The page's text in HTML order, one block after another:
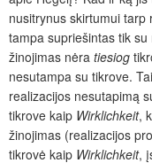
nusitrynus skirtumui
tampa supriešintas tik
žinojimas nėra tiesiog
nesutampa su tikrove.
realizacijos nesutapimą
tikrove kaip Wirklichkeit,
žinojimas (realizacijos
tikrovė kaip Wirklichkeit,